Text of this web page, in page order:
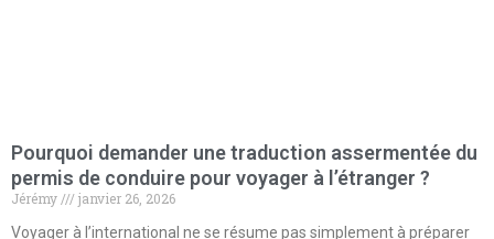
Pourquoi demander une traduction assermentée du
permis de conduire pour voyager à l’étranger ?
Jérémy
janvier 26, 2026
Voyager à l’international ne se résume pas simplement à préparer